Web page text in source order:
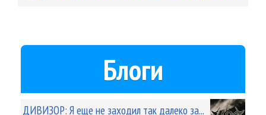
Блоги
ДИВИЗОР: Я еще не заходил так далеко за...